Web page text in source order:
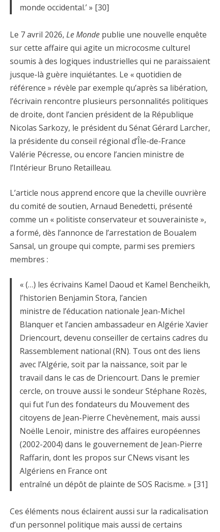
monde occidental.’ » [30]
Le 7 avril 2026, Le Monde publie une nouvelle enquête
sur cette affaire qui agite un microcosme culturel
soumis à des logiques industrielles qui ne paraissaient
jusque-là guère inquiétantes. Le « quotidien de
référence » révèle par exemple qu’après sa libération,
l’écrivain rencontre plusieurs personnalités politiques
de droite, dont l’ancien président de la République
Nicolas Sarkozy, le président du Sénat Gérard Larcher,
la présidente du conseil régional d’Île-de-France
Valérie Pécresse, ou encore l’ancien ministre de
l’Intérieur Bruno Retailleau.
L’article nous apprend encore que la cheville ouvrière
du comité de soutien, Arnaud Benedetti, présenté
comme un « politiste conservateur et souverainiste »,
a formé, dès l’annonce de l’arrestation de Boualem
Sansal, un groupe qui compte, parmi ses premiers
membres :
« (…) les écrivains Kamel Daoud et Kamel Bencheikh,
l’historien Benjamin Stora, l’ancien
ministre de l’éducation nationale Jean-Michel
Blanquer et l’ancien ambassadeur en Algérie Xavier
Driencourt, devenu conseiller de certains cadres du
Rassemblement national (RN). Tous ont des liens
avec l’Algérie, soit par la naissance, soit par le
travail dans le cas de Driencourt. Dans le premier
cercle, on trouve aussi le sondeur Stéphane Rozès,
qui fut l’un des fondateurs du Mouvement des
citoyens de Jean-Pierre Chevènement, mais aussi
Noëlle Lenoir, ministre des affaires européennes
(2002-2004) dans le gouvernement de Jean-Pierre
Raffarin, dont les propos sur CNews visant les
Algériens en France ont
entraîné un dépôt de plainte de SOS Racisme. » [31]
Ces éléments nous éclairent aussi sur la radicalisation
d’un personnel politique mais aussi de certains